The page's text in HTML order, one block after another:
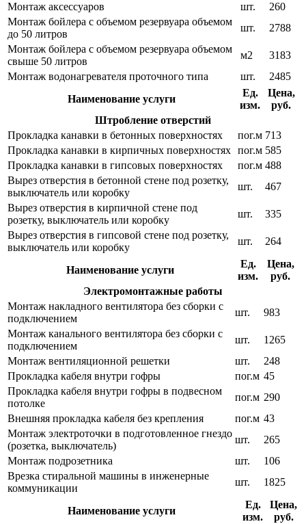
Монтаж аксессуаров
шт.
260
Монтаж бойлера с объемом резервуара объемом
до 50 литров
шт.
2788
Монтаж бойлера с объемом резервуара объемом
свыше 50 литров
м2
3183
Монтаж водонагревателя проточного типа
шт.
2485
Наименование услуги
Ед.
изм.
Цена,
руб.
Штробление отверстий
Прокладка канавки в бетонных поверхностях
пог.м 713
Прокладка канавки в кирпичных поверхностях пог.м 585
Прокладка канавки в гипсовых поверхностях
пог.м 488
Вырез отверстия в бетонной стене под розетку,
выключатель или коробку
шт.
467
Вырез отверстия в кирпичной стене под
розетку, выключатель или коробку
шт.
335
Вырез отверстия в гипсовой стене под розетку,
выключатель или коробку
шт. 264
Наименование услуги
Ед.
изм.
Цена,
руб.
Электромонтажные работы
Монтаж накладного вентилятора без сборки с
подключением
шт.
983
Монтаж канального вентилятора без сборки с
подключением
шт.
1265
Монтаж вентиляционной решетки
шт.
248
Прокладка кабеля внутри гофры
пог.м 45
Прокладка кабеля внутри гофры в подвесном
потолке
пог.м 290
Внешняя прокладка кабеля без крепления
пог.м 43
Монтаж электроточки в подготовленное гнездо
(розетка, выключатель)
шт.
265
Монтаж подрозетника
шт.
106
Врезка стиральной машины в инженерные
коммуникации
шт. 1825
Наименование услуги
Ед.
изм.
Цена,
руб.